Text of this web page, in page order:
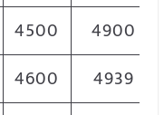
4500
4900
4600
4939